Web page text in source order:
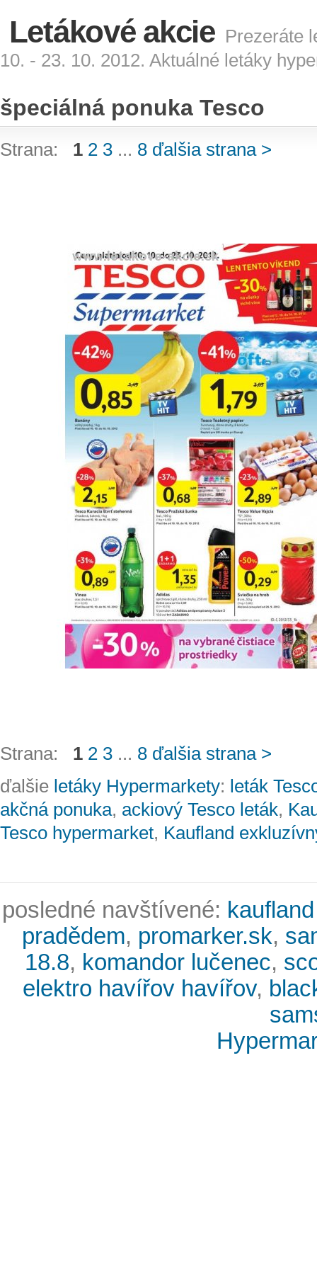
Letákové akcie Prezeráte
10. - 23. 10. 2012. Aktuálné letáky
špeciálná ponuka Tesco
Strana: 1 2 3 ... 8 ďalšia strana >
Strana: 1 2 3 ... 8 ďalšia strana >
ďalšie letáky Hypermarkety: leták
akčná ponuka, ackiový Tesco leták,
Tesco hypermarket, Kaufland
posledné navštívené:
pradědem, promarker.sk,
18.8, komandor lučenec,
elektro havířov havířov,